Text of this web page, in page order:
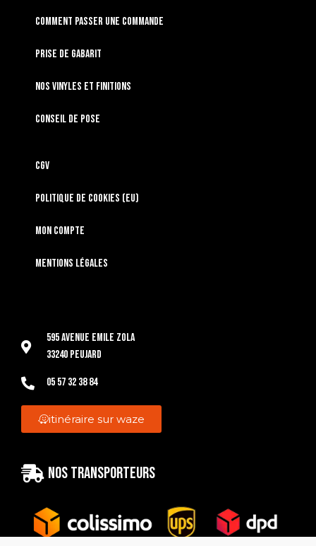
Comment passer une commande
Prise de gabarit
Nos vinyles et finitions
Conseil de pose
CGV
Politique de cookies (EU)
Mon compte
Mentions légales
595 Avenue Emile Zola
33240 Peujard
05 57 32 38 84
itinéraire sur waze
Nos transporteurs